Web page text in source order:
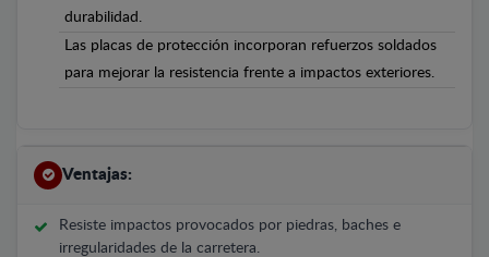
durabilidad.
Las placas de protección incorporan refuerzos soldados
para mejorar la resistencia frente a impactos exteriores.
Ventajas:
Resiste impactos provocados por piedras, baches e
irregularidades de la carretera.